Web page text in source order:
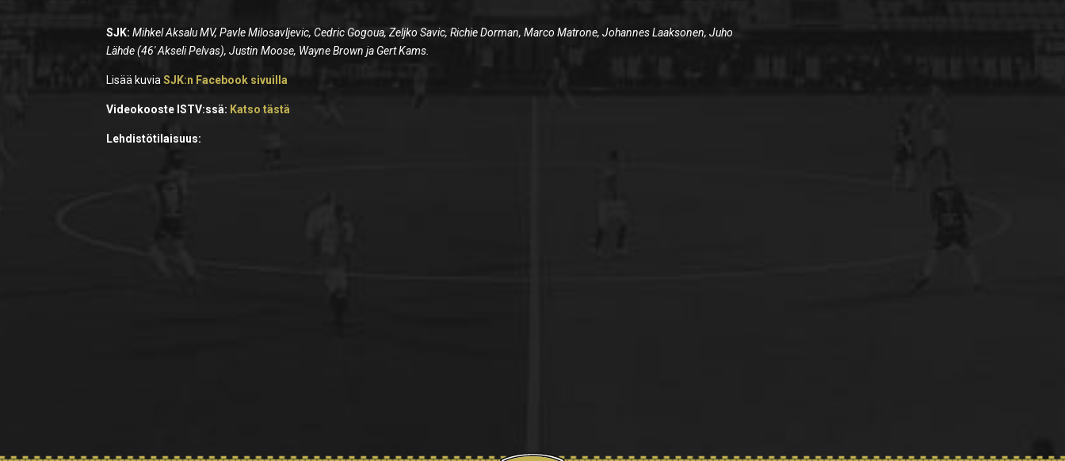
SJK: Mihkel Aksalu MV, Pavle Milosavljevic, Cedric Gogoua, Zeljko Savic, Richie Dorman, Marco Matrone, Johannes Laaksonen, Juho
Lähde (46′ Akseli Pelvas), Justin Moose, Wayne Brown ja Gert Kams.
Lisää kuviaSJK:n Facebook sivuilla
Videokooste ISTV:ssä: Katso tästä
Lehdistötilaisuus: